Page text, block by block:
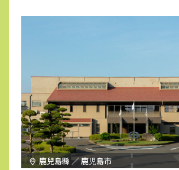
鹿兒島縣 ／ 鹿児島市